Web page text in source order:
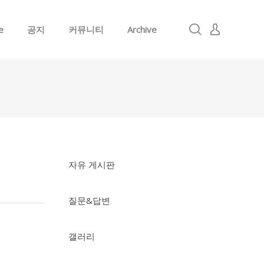
공지 커뮤니티 Archive
자유 게시판
질문&답변
갤러리